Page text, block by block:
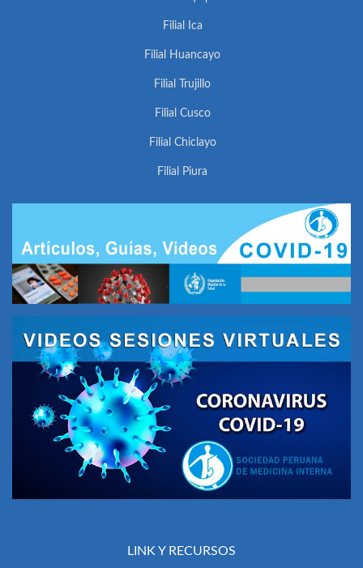
Filial Ica
Filial Huancayo
Filial Trujillo
Filial Cusco
Filial Chiclayo
Filial Piura
LINK Y RECURSOS